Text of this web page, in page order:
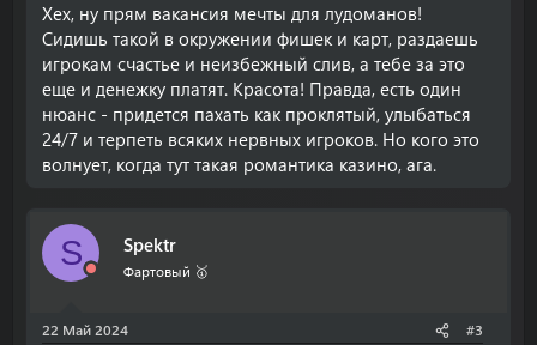
Хех, ну прям вакансия мечты для лудоманов!
Сидишь такой в окружении фишек и карт, раздаешь
игрокам счастье и неизбежный слив, а тебе за это
еще и денежку платят. Красота! Правда, есть один
нюанс - придется пахать как проклятый, улыбаться
24/7 и терпеть всяких нервных игроков. Но кого это
волнует, когда тут такая романтика казино, ага.
S Spektr
Фартовый 🥇
22 Май 2024 #3